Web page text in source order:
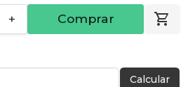
+ Comprar
Calcular